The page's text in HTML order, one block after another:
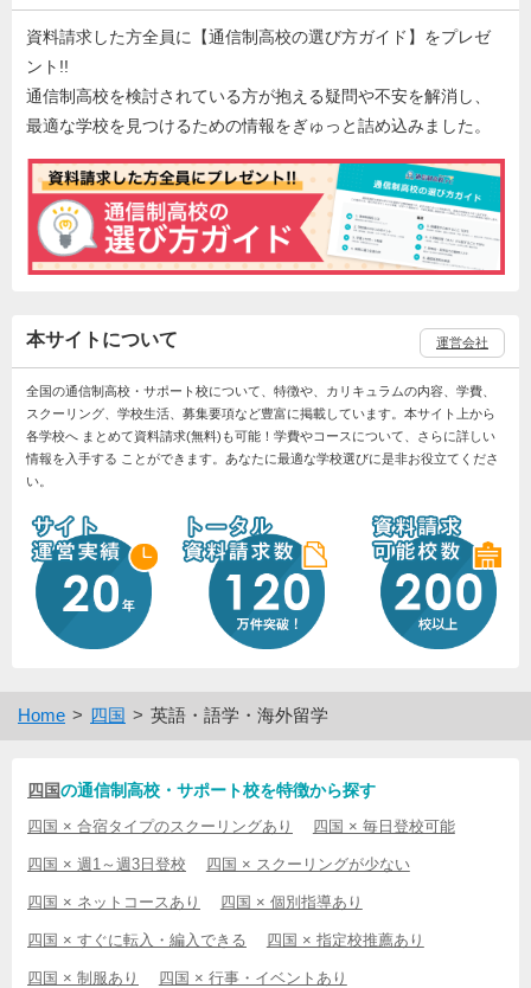
資料請求した方全員に【通信制高校の選び方ガイド】をプレゼ
ント!!
通信制高校を検討されている方が抱える疑問や不安を解消し、
最適な学校を見つけるための情報をぎゅっと詰め込みました。
本サイトについて 運営会社
全国の通信制高校・サポート校について、特徴や、カリキュラムの内容、学費、
スクーリング、学校生活、募集要項など豊富に掲載しています。本サイト上から
各学校へ まとめて資料請求(無料)も可能！学費やコースについて、さらに詳しい
情報を入手する ことができます。あなたに最適な学校選びに是非お役立てくださ
い。
Home 四国 英語・語学・海外留学
四国の通信制高校・サポート校を特徴から探す
四国 × 合宿タイプのスクーリングあり 四国 × 毎日登校可能
四国 × 週1～週3日登校 四国 × スクーリングが少ない
四国 × ネットコースあり 四国 × 個別指導あり
四国 × すぐに転入・編入できる 四国 × 指定校推薦あり
四国 × 制服あり 四国 × 行事・イベントあり